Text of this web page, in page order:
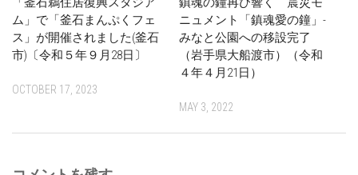
ム」で「釜石まんぷくフェ
ス」が開催されました(釜石
市)〔令和５年９月28日〕
OCTOBER 17, 2023
ニュメント「鎮魂愛の鐘」-
みなと公園への移設完了
（岩手県大船渡市）（令和
４年４月21日）
MAY 3, 2022